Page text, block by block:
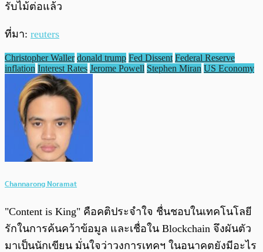
รับไม้ต่อแล้ว
ที่มา: reuters
Christopher Waller donald trump Fed Dissent Federal Reserve
inflation Interest Rates Jerome Powell Stephen Miran US Economy
Channarong Noramat
"Content is King" คือคติประจำใจ ชื่นชอบในเทคโนโลยี
รักในการค้นคว้าข้อมูล และเชื่อใน Blockchain จึงผันตัว
มาเป็นนักเขียน มั่นใจว่าวงการเทคฯ ในอนาคตยังมีอะไร